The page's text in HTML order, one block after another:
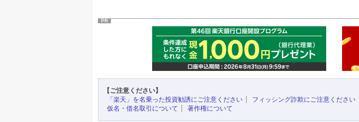
PR
【ご注意ください】
「楽天」を名乗った投資勧誘にご注意ください
フィッシング詐欺にご注意ください
仮名・借名取引について
著作権について